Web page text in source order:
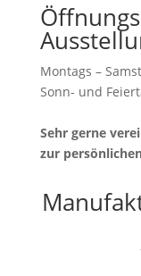
Montags –
Sonn- und
Sehr gerne
zur